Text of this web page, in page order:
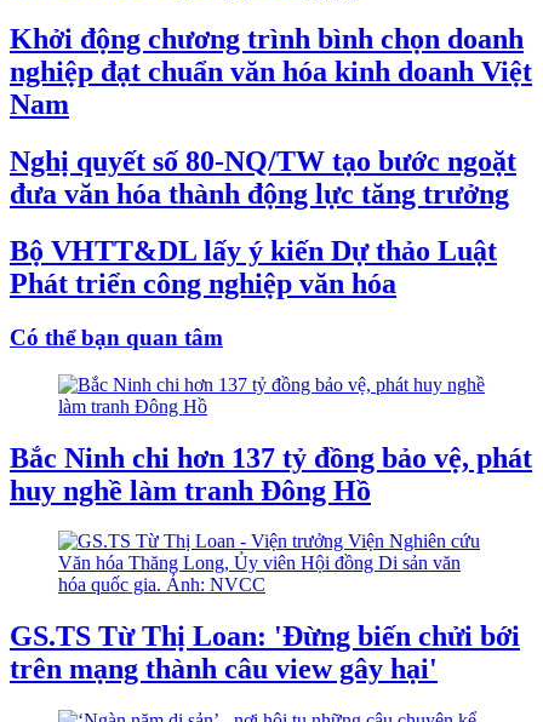
Khởi động chương trình bình chọn doanh
nghiệp đạt chuẩn văn hóa kinh doanh Việt
Nam
Nghị quyết số 80-NQ/TW tạo bước ngoặt
đưa văn hóa thành động lực tăng trưởng
Bộ VHTT&DL lấy ý kiến Dự thảo Luật
Phát triển công nghiệp văn hóa
Có thể bạn quan tâm
Bắc Ninh chi hơn 137 tỷ đồng bảo vệ, phát
huy nghề làm tranh Đông Hồ
GS.TS Từ Thị Loan: 'Đừng biến chửi bới
trên mạng thành câu view gây hại'